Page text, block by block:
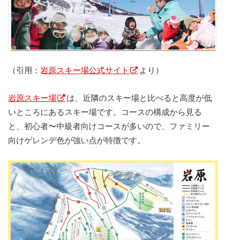
（引用：岩原スキー場公式サイト より）
岩原スキー場
は、近隣のスキー場と比べると高度が低
いところにあるスキー場です。コースの構成から見る
と、初心者〜中級者向けコースが多いので、ファミリー
向けゲレンデ色が強い点が特徴です。